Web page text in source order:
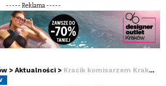
----- Reklama -----
> Aktualności > Kracik komisarzem Krakowa. Kim jest nowy tymczasowy gospodarz miasta?